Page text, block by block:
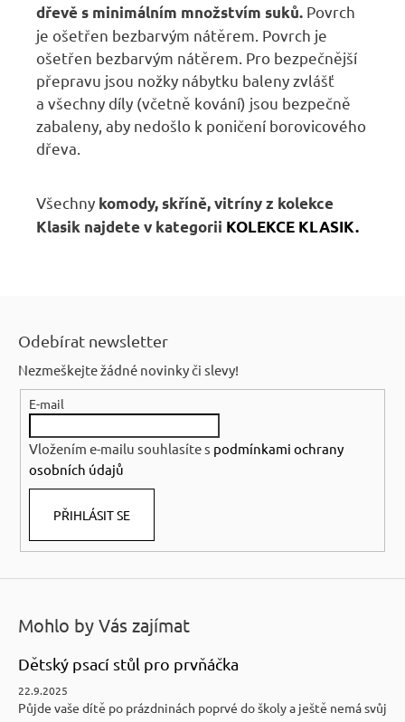
dřevě s minimálním množstvím suků. Povrch
je ošetřen bezbarvým nátěrem. Povrch je
ošetřen bezbarvým nátěrem. Pro bezpečnější
přepravu jsou nožky nábytku baleny zvlášť
a všechny díly (včetně kování) jsou bezpečně
zabaleny, aby nedošlo k poničení borovicového
dřeva.
Všechny komody, skříně, vitríny z kolekce
Klasik najdete v kategorii KOLEKCE KLASIK.
Odebírat newsletter
Nezmeškejte žádné novinky či slevy!
E-mail
Vložením e-mailu souhlasíte s podmínkami ochrany
osobních údajů
PŘIHLÁSIT SE
Mohlo by Vás zajímat
Dětský psací stůl pro prvňáčka
22.9.2025
Půjde vaše dítě po prázdninách poprvé do školy a ještě nemá svůj